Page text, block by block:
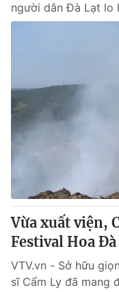
người dân Đà Lạt lo
Vừa xuất viện,
Festival Hoa Đà
VTV.vn - Sở hữu
sĩ Cẩm Ly đã mang